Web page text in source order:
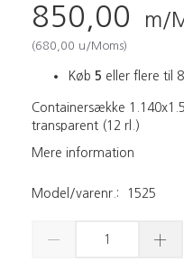
850,00 m/
(680,00 u/Moms)
Køb 5 eller flere til
Containersække
transparent (12 rl.)
Mere information
Model/varenr.: 1525